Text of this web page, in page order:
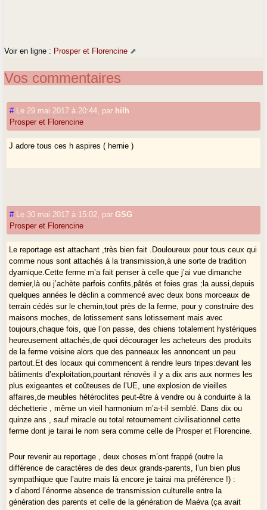
Voir en ligne : Prosper et Florencine
Vos commentaires
# Le 29 mai 2017 à 20:44 par hilh
Prosper et Florencine
J adore tous ces h aspires ( hernie )
# Le 30 mai 2017 à 15:02 parGSG
Prosper et Florencine
Le reportage est attachant ,très bien fait .Douloureux pour tous ceux qui
comme nous sont attachés à la transmission,à une sorte de tradition
dyamique.Cette ferme m’a fait penser à celle que j’ai vue dimanche
dernier,là ou j’achète parfois confits,pâtés et foies gras ;la aussi,depuis
quelques années le déclin a commencé avec deux bons morceaux de
terrain cédés sur le chemin,tout près de la ferme, pour y construire des
maisons moches, de lotissement sans lotissement mais avec
toujours,chaque fois, que l’on passe, des chiens totalement hystériques
heureusement attachés,de quoi décourager les acheteurs des produits
de la ferme voisine alors que des panneaux les annoncent un peu
partout.Et des locaux qui commencent à rendre leurs tripes:devant les
bâtiments d’exploitation,pourtant rénovés il y a dix ans aux normes les
plus exigeantes et coûteuses de l’UE, une explosion de vieilles
affaires,de meubles hétéroclites peut-être à vendre ou à conduirte à la
déchetterie , même un vieil harmonium m’a-t-il semblé. Dans dix ou
quinze ans , sauf miracle ou total retournement civilisationnel cette
ferme dont je tairai le nom sera comme celle de Prosper et Florencine.
Pour revenir au reportage , deux choses m’ont frappé (outre la
différence de caractères de des deux grands-parents, l’un bien plus
sympathique que l’autre mais là encore je tairai ma préférence !) :
d’abord l’énorme absence de transmission culturelle entre la
génération des parents et celle de la génération de Maéva (ça avait